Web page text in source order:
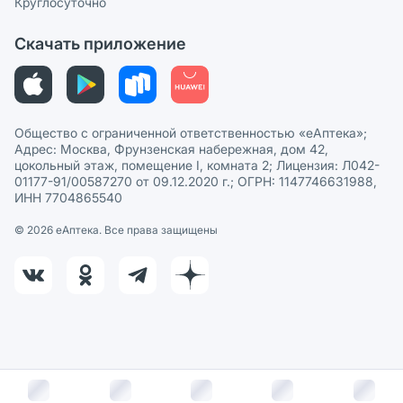
Политика рекомендаций
Этика и соответствие
Политика в отношении обработки персональных данных
Скачать приложение
Общество с ограниченной ответственностью «еАптека»;
Адрес: Москва, Фрунзенская набережная, дом 42,
цокольный этаж, помещение I, комната 2; Лицензия: Л042-
01177-91/00587270 от 09.12.2020 г.; ОГРН: 1147746631988,
ИНН 7704865540
© 2026 eАптека. Все права защищены